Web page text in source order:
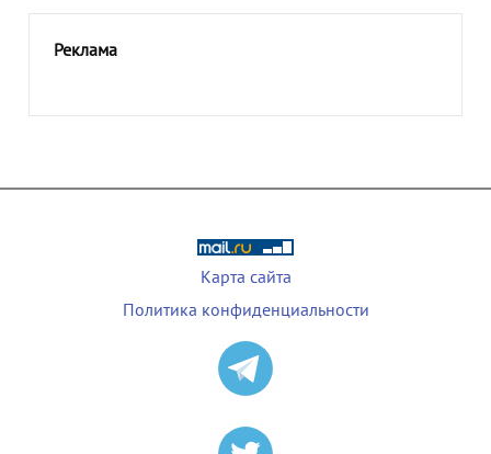
Реклама
Карта сайта
Политика конфиденциальности